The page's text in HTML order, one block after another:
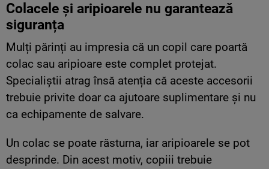
Colacele și aripioarele nu garantează
siguranța
Mulți părinți au impresia că un copil care poartă
colac sau aripioare este complet protejat.
Specialiștii atrag însă atenția că aceste accesorii
trebuie privite doar ca ajutoare suplimentare și nu
ca echipamente de salvare.
Un colac se poate răsturna, iar aripioarele se pot
desprinde. Din acest motiv, copiii trebuie